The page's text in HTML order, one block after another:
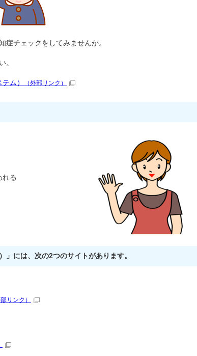
症チェックをしてみませんか。
。
ム） （外部リンク）
れる
」には、次の2つのサイトがあります。
部リンク）